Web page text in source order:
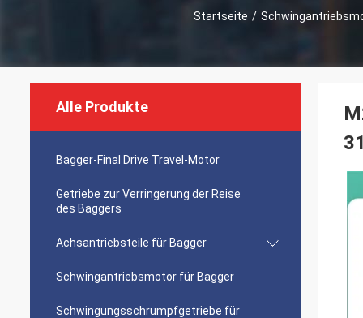
Startseite /
Alle Produkte
Bagger-Final Drive Travel-Motor
Getriebe zur Verringerung der Reise
des Baggers
Achsantriebsteile für Bagger
Schwingantriebsmotor für Bagger
Schwingungsschrumpfgetriebe für